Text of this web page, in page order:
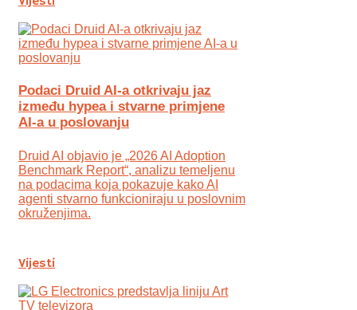
Podaci Druid AI-a otkrivaju jaz
između hypea i stvarne primjene
AI-a u poslovanju
Druid AI objavio je „2026 AI Adoption
Benchmark Report“, analizu temeljenu
na podacima koja pokazuje kako AI
agenti stvarno funkcioniraju u poslovnim
okruženjima.
Vijesti